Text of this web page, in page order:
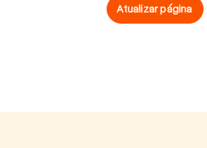
Atualizar página